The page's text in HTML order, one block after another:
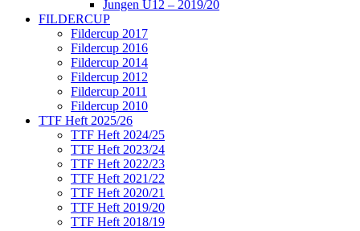
Jungen U12 – 2019/20
FILDERCUP
Fildercup 2017
Fildercup 2016
Fildercup 2014
Fildercup 2012
Fildercup 2011
Fildercup 2010
TTF Heft 2025/26
TTF Heft 2024/25
TTF Heft 2023/24
TTF Heft 2022/23
TTF Heft 2021/22
TTF Heft 2020/21
TTF Heft 2019/20
TTF Heft 2018/19